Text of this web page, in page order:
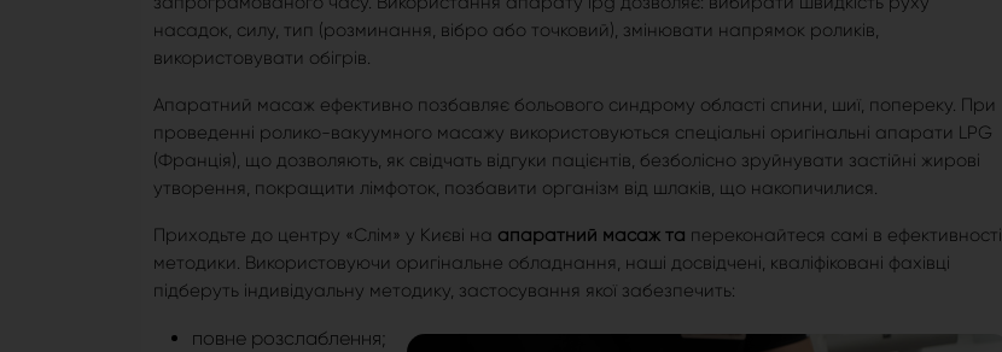
насадок, силу, тип (розминання, вібро або точковий), змінювати напрямок роликів,
використовувати обігрів.
Апаратний масаж ефективно позбавляє больового синдрому області спини, шиї, попереку. При
проведенні ролико-вакуумного масажу використовуються спеціальні оригінальні апарати LPG
(Франція), що дозволяють, як свідчать відгуки пацієнтів, безболісно зруйнувати застійні жирові
утворення, покращити лімфоток, позбавити організм від шлаків, що накопичилися.
Приходьте до центру «Слім» у Києві на апаратний масаж та переконайтеся самі в ефективності
методики. Використовуючи оригінальне обладнання, наші досвідчені, кваліфіковані фахівці
підберуть індивідуальну методику, застосування якої забезпечить:
повне розслаблення;